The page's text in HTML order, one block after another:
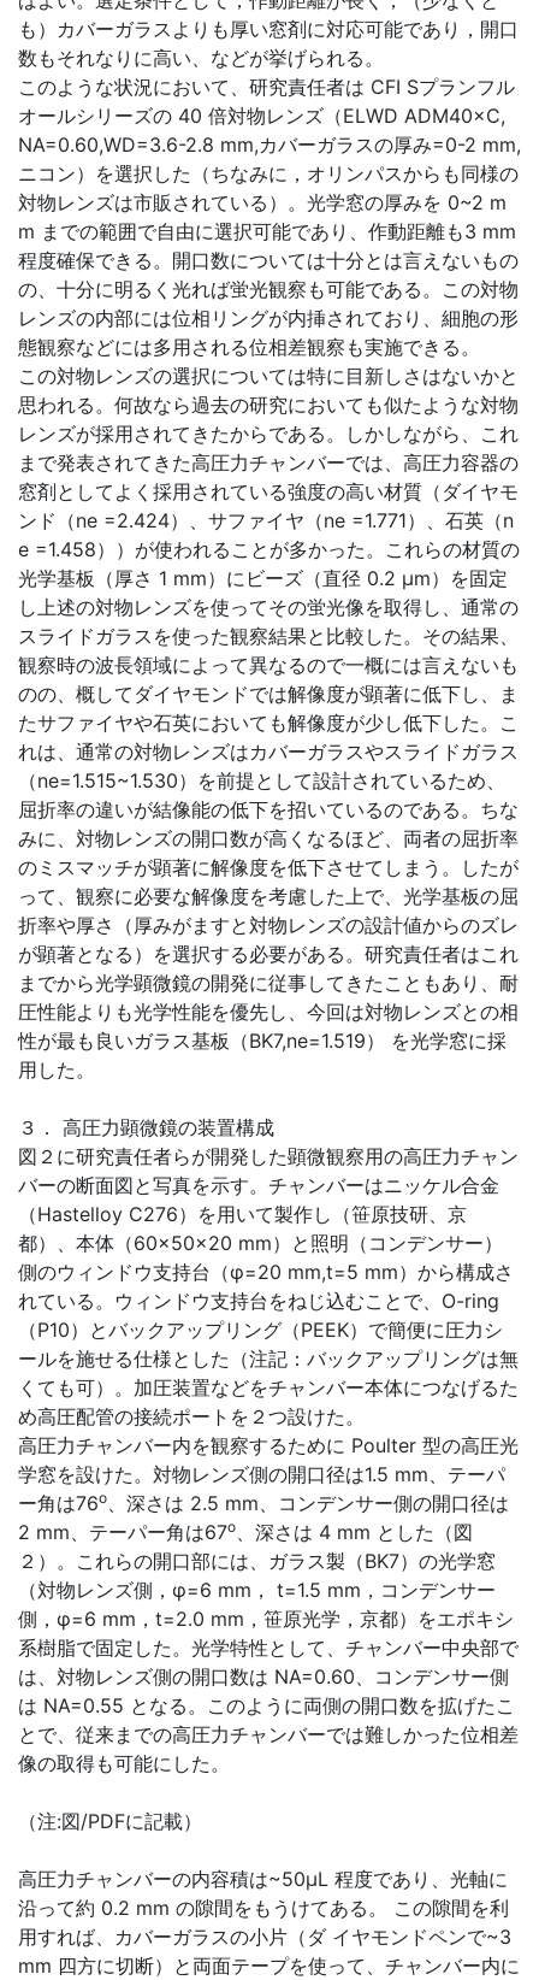
も）カバーガラスよりも厚い窓剤に対応可能であり，開口
数もそれなりに高い、などが挙げられる。
このような状況において、研究責任者は CFI Sプランフル
オールシリーズの 40 倍対物レンズ（ELWD ADM40×C,
NA=0.60,WD=3.6-2.8 mm,カバーガラスの厚み=0-2 mm,
ニコン）を選択した（ちなみに，オリンパスからも同様の
対物レンズは市販されている）。光学窓の厚みを 0~2 m
m までの範囲で自由に選択可能であり、作動距離も3 mm
程度確保できる。開口数については十分とは言えないもの
の、十分に明るく光れば蛍光観察も可能である。この対物
レンズの内部には位相リングが内挿されており、細胞の形
態観察などには多用される位相差観察も実施できる。
この対物レンズの選択については特に目新しさはないかと
思われる。何故なら過去の研究においても似たような対物
レンズが採用されてきたからである。しかしながら、これ
まで発表されてきた高圧力チャンバーでは、高圧力容器の
窓剤としてよく採用されている強度の高い材質（ダイヤモ
ンド（ne =2.424）、サファイヤ（ne =1.771）、石英（n
e =1.458））が使われることが多かった。これらの材質の
光学基板（厚さ 1 mm）にビーズ（直径 0.2 μm）を固定
し上述の対物レンズを使ってその蛍光像を取得し、通常の
スライドガラスを使った観察結果と比較した。その結果、
観察時の波長領域によって異なるので一概には言えないも
のの、概してダイヤモンドでは解像度が顕著に低下し、ま
たサファイヤや石英においても解像度が少し低下した。こ
れは、通常の対物レンズはカバーガラスやスライドガラス
（ne=1.515~1.530）を前提として設計されているため、
屈折率の違いが結像能の低下を招いているのである。ちな
みに、対物レンズの開口数が高くなるほど、両者の屈折率
のミスマッチが顕著に解像度を低下させてしまう。したが
って、観察に必要な解像度を考慮した上で、光学基板の屈
折率や厚さ（厚みがますと対物レンズの設計値からのズレ
が顕著となる）を選択する必要がある。研究責任者はこれ
までから光学顕微鏡の開発に従事してきたこともあり、耐
圧性能よりも光学性能を優先し、今回は対物レンズとの相
性が最も良いガラス基板（BK7,ne=1.519） を光学窓に採
用した。
３． 高圧力顕微鏡の装置構成
図２に研究責任者らが開発した顕微観察用の高圧力チャン
バーの断面図と写真を示す。チャンバーはニッケル合金
（Hastelloy C276）を用いて製作し（笹原技研、京
都）、本体（60×50×20 mm）と照明（コンデンサー）
側のウィンドウ支持台（φ=20 mm,t=5 mm）から構成さ
れている。ウィンドウ支持台をねじ込むことで、O-ring
（P10）とバックアップリング（PEEK）で簡便に圧力シ
ールを施せる仕様とした（注記：バックアップリングは無
くても可）。加圧装置などをチャンバー本体につなげるた
め高圧配管の接続ポートを２つ設けた。
高圧力チャンバー内を観察するために Poulter 型の高圧光
学窓を設けた。対物レンズ側の開口径は1.5 mm、テーパ
ー角は76o、深さは 2.5 mm、コンデンサー側の開口径は
2 mm、テーパー角は67o、深さは 4 mm とした（図
２）。これらの開口部には、ガラス製（BK7）の光学窓
（対物レンズ側，φ=6 mm， t=1.5 mm，コンデンサー
側，φ=6 mm，t=2.0 mm，笹原光学，京都）をエポキシ
系樹脂で固定した。光学特性として、チャンバー中央部で
は、対物レンズ側の開口数は NA=0.60、コンデンサー側
は NA=0.55 となる。このように両側の開口数を拡げたこ
とで、従来までの高圧力チャンバーでは難しかった位相差
像の取得も可能にした。
（注:図/PDFに記載）
高圧力チャンバーの内容積は~50μL 程度であり、光軸に
沿って約 0.2 mm の隙間をもうけてある。 この隙間を利
用すれば、カバーガラスの小片（ダ イヤモンドペンで~3
mm 四方に切断）と両面テープを使って、チャンバー内に